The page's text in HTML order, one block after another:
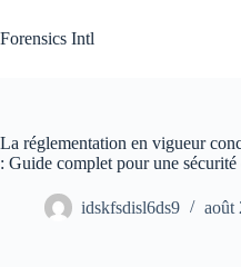
au
contenu
Forensics Intl
La réglementation en vigueur
: Guide complet pour une
idskfsdisl6ds9 août